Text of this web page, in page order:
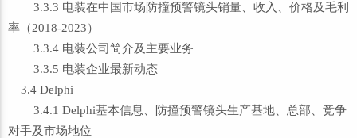
3.3.3 电装在中国市场防撞预警镜头销量、收入、价格及毛利
率（2018-2023）
3.3.4 电装公司简介及主要业务
3.3.5 电装企业最新动态
3.4 Delphi
3.4.1 Delphi基本信息、防撞预警镜头生产基地、总部、竞争
对手及市场地位